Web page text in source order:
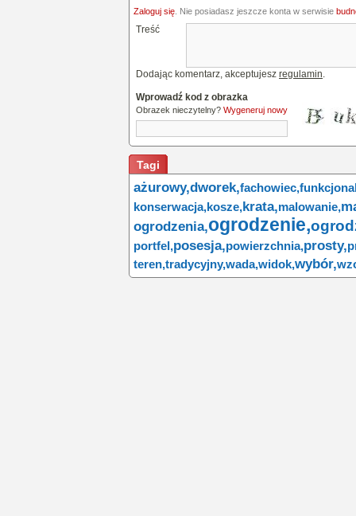
Zaloguj się . Nie posiadasz jeszcze konta w serwisie
Treść
Dodając komentarz, akceptujesz regulamin.
Wprowadź kod z obrazka
Obrazek nieczytelny? Wygeneruj nowy
Tagi
ażurowy,dworek,fachowiec,
konserwacja,kosze,krata,malowanie,
ogrodzenia,ogrodzenie,
portfel,posesja,powierzchnia,prosty,
teren,tradycyjny,wada,widok,wybór,